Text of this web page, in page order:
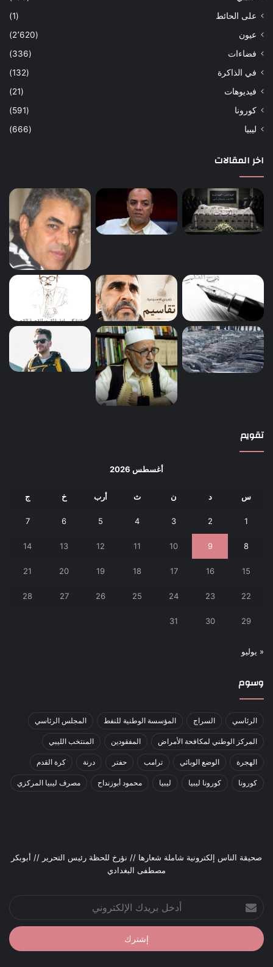
على الحائط
(1)
عيون
(2٬620)
فضاءات
(336)
في الذاكرة
(132)
فيديوهات
(21)
كورونا
(591)
ليبيا
(666)
اخر المقالات
تقويم
أغسطس 2026
س د ن ث أرب خ ج
1
2
3
4
5
6
7
8
9
10
11
12
13
14
15
16
17
18
19
20
21
22
23
24
25
26
27
28
29
30
31
« يوليو
وسوم
الرئاسي السراج المؤسسة الوطنية للنفط المجلس الرئاسي
المركز الوطني لمكافحة الأمراض المفقودين المنتخب الليبي
الهجرة الوضع الوبائي ترامب حفتر درنة كرة القدم
كورونا كورونا ليبيا ليبيا محمود أبوزنداح مصرف ليبيا المركزي
صحيقة الناس إلكترونية شاملة شعارها // نؤرخ للحظة رئيس التحرير // أبوبكر
مصطفى البغدادي
أدخل
بريدك
الإلكتروني